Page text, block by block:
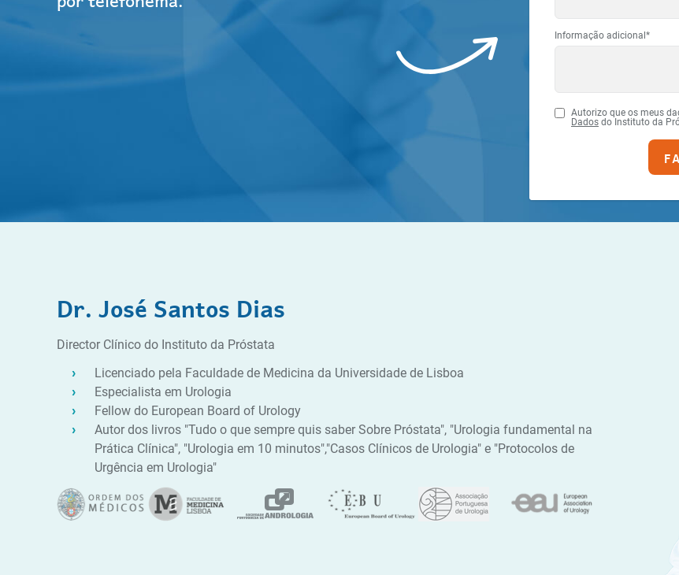
Informação adicional*
Autorizo que os meus
Dados do Instituto da
Dr. José Santos Dias
Director Clínico do Instituto da Próstata
Licenciado pela Faculdade de Medicina da Universidade de Lisboa
Especialista em Urologia
Fellow do European Board of Urology
Autor dos livros "Tudo o que sempre quis saber Sobre Próstata", "Urologia fundamental na
Prática Clínica", "Urologia em 10 minutos","Casos Clínicos de Urologia" e "Protocolos de
Urgência em Urologia"